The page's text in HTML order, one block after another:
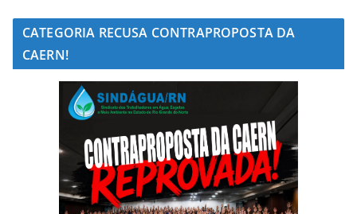
CATEGORIA RECUSA CONTRAPROPOSTA DA
CAERN!